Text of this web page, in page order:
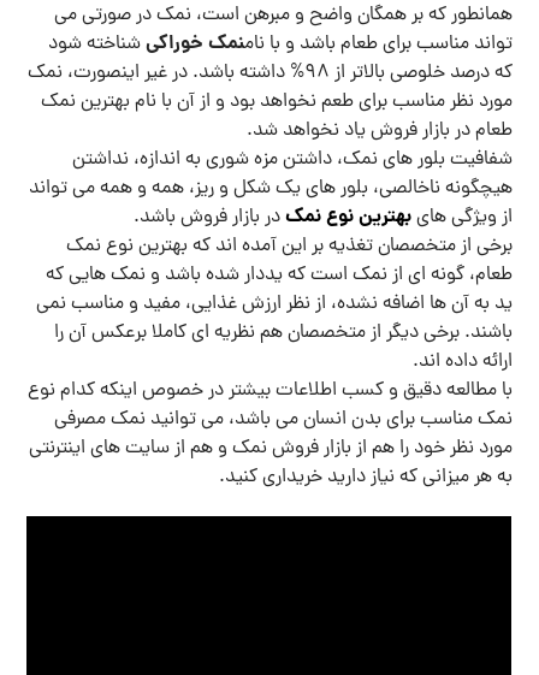
همانطور که بر همگان واضح و مبرهن است، نمک در صورتی می
تواند مناسب برای طعام باشد و با نامنمک خوراکیشناخته شود
که درصد خلوصی بالاتر از 98% داشته باشد. در غیر اینصورت، نمک
مورد نظر مناسب برای طعم نخواهد بود و از آن با نام بهترین نمک
طعام در بازار فروش یاد نخواهد شد.
شفافیت بلور های نمک، داشتن مزه شوری به اندازه، نداشتن
هیچگونه ناخالصی، بلور های یک شکل و ریز، همه و همه می تواند
از ویژگی هایبهترین نوع نمکدر بازار فروش باشد.
برخی از متخصصان تغذیه بر این آمده اند که بهترین نوع نمک
طعام، گونه ای از نمک است که یددار شده باشد و نمک هایی که
ید به آن ها اضافه نشده، از نظر ارزش غذایی، مفید و مناسب نمی
باشند. برخی دیگر از متخصصان هم نظریه ای کاملا برعکس آن را
ارائه داده اند.
با مطالعه دقیق و کسب اطلاعات بیشتر در خصوص اینکه کدام نوع
نمک مناسب برای بدن انسان می باشد، می توانید نمک مصرفی
مورد نظر خود را هم از بازار فروش نمک و هم از سایت های اینترنتی
به هر میزانی که نیاز دارید خریداری کنید.